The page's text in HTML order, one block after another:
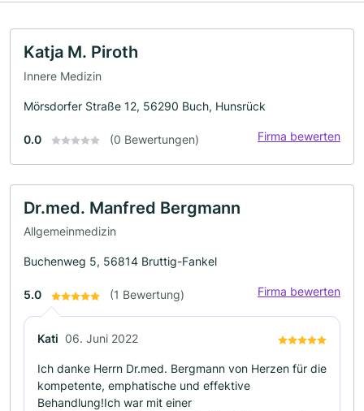
Katja M. Piroth
Innere Medizin
Mörsdorfer Straße 12, 56290 Buch, Hunsrück
0.0 (0 Bewertungen) Firma bewerten
Dr.med. Manfred Bergmann
Allgemeinmedizin
Buchenweg 5, 56814 Bruttig-Fankel
5.0 (1 Bewertung) Firma bewerten
Kati 06. Juni 2022
Ich danke Herrn Dr.med. Bergmann von Herzen für die
kompetente, emphatische und effektive
Behandlung!Ich war mit einer